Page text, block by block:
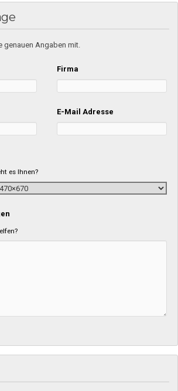
genauen Angaben mit.
Firma
E-Mail Adresse
es Ihnen?